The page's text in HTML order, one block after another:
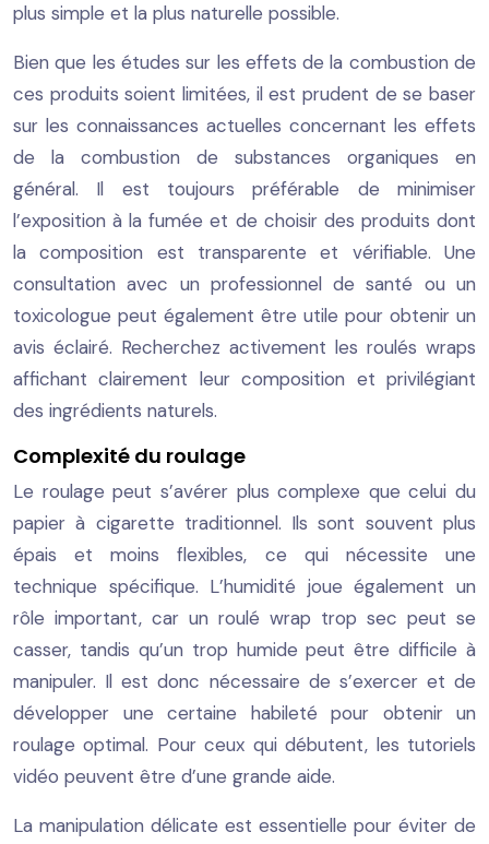
plus simple et la plus naturelle possible.
Bien que les études sur les effets de la combustion de
ces produits soient limitées, il est prudent de se baser
sur les connaissances actuelles concernant les effets
de la combustion de substances organiques en
général. Il est toujours préférable de minimiser
l’exposition à la fumée et de choisir des produits dont
la composition est transparente et vérifiable. Une
consultation avec un professionnel de santé ou un
toxicologue peut également être utile pour obtenir un
avis éclairé. Recherchez activement les roulés wraps
affichant clairement leur composition et privilégiant
des ingrédients naturels.
Complexité du roulage
Le roulage peut s’avérer plus complexe que celui du
papier à cigarette traditionnel. Ils sont souvent plus
épais et moins flexibles, ce qui nécessite une
technique spécifique. L’humidité joue également un
rôle important, car un roulé wrap trop sec peut se
casser, tandis qu’un trop humide peut être difficile à
manipuler. Il est donc nécessaire de s’exercer et de
développer une certaine habileté pour obtenir un
roulage optimal. Pour ceux qui débutent, les tutoriels
vidéo peuvent être d’une grande aide.
La manipulation délicate est essentielle pour éviter de